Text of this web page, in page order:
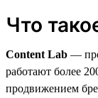
Что
Content Lab —
работают более
продвижением